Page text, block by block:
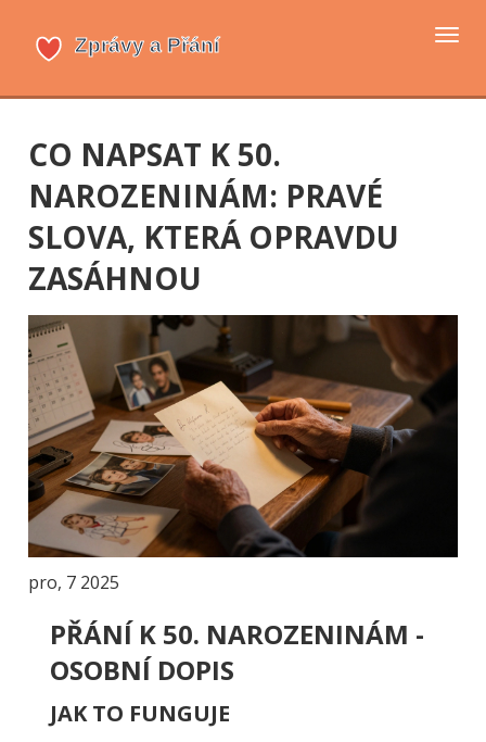
CO NAPSAT K 50.
NAROZENINÁM: PRAVÉ
SLOVA, KTERÁ OPRAVDU
ZASÁHNOU
pro, 7 2025
PŘÁNÍ K 50. NAROZENINÁM -
OSOBNÍ DOPIS
JAK TO FUNGUJE